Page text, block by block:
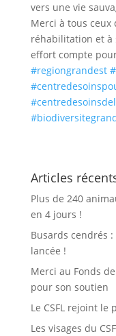
vers une vie
Merci à tous
réhabilitation et à
effort compte
#regiongrandest
Articles
Plus de 240
en 4 jours !
Busards cendrés
lancée !
Merci au Fonds
pour son soutien
Le CSFL rejoint le
Les visages du